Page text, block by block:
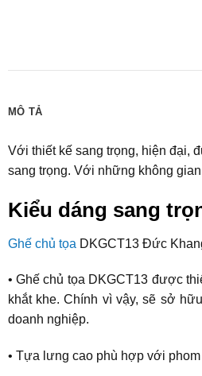
MÔ TẢ
Với thiết kế sang trọng, hiện đại,
sang trọng. Với những không
Kiểu dáng sang
Ghế chủ tọa DKGCT13 Đức
• Ghế chủ tọa DKGCT13 được
khắt khe. Chính vì vậy, sẽ sở
doanh nghiệp.
• Tựa lưng cao phù hợp với